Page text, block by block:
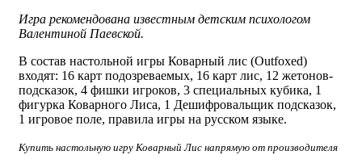
Игра рекомендована известным детским психологом
Валентиной Паевской.
В состав настольной игры Коварный лис (Outfoxed)
входят: 16 карт подозреваемых, 16 карт лис, 12 жетонов-
подсказок, 4 фишки игроков, 3 специальных кубика, 1
фигурка Коварного Лиса, 1 Дешифровальщик подсказок,
1 игровое поле, правила игры на русском языке.
Купить настольную игру Коварный Лис напрямую от производителя